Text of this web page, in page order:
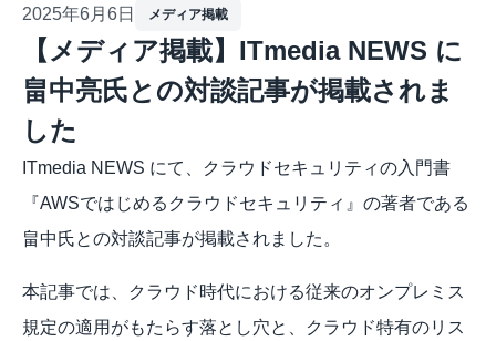
2025年6月6日 メディア掲載
【メディア掲載】ITmedia NEWS に
畠中亮氏との対談記事が掲載されま
した
ITmedia NEWS にて、クラウドセキュリティの入門書
『AWSではじめるクラウドセキュリティ』の著者である
畠中氏との対談記事が掲載されました。
本記事では、クラウド時代における従来のオンプレミス
規定の適用がもたらす落とし穴と、クラウド特有のリス